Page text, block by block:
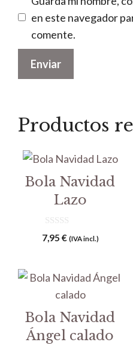
en este navegador
comente.
Productos
Bola Navidad
Lazo
0
d
7,95 € (IVA incl.)
Bola Navidad
Ángel calado